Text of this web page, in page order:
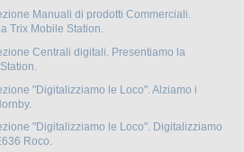
Manuali di prodotti Commerciali.
Trix Mobile Station.
Centrali digitali. Presentiamo la
"Digitalizziamo le Loco". Alziamo i
"Digitalizziamo le Loco". Digitalizziamo
Roco.